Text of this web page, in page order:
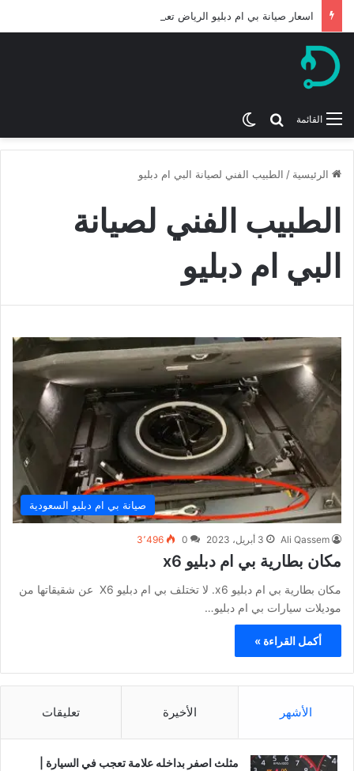
اسعار صيانة بي ام دبليو الرياض تعرف عليها لعام 2026
القائمة بحث عن
الرئيسية / الطبيب الفني لصيانة البي ام دبليو
الطبيب الفني لصيانة
البي ام دبليو
صيانة بي ام دبليو السعودية
Ali Qassem 3 أبريل، 2023 0 3٬496
مكان بطارية بي ام دبليو x6
مكان بطارية بي ام دبليو x6. لا تختلف بي ام دبليو X6 عن شقيقاتها من
موديلات سيارات بي ام دبليو…
أكمل القراءة »
الأشهر الأخيرة تعليقات
مثلث اصفر بداخله علامة تعجب في السيارة |